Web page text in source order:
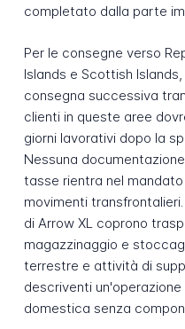
completato dalla parte
Per le consegne verso
Islands e Scottish
consegna successiva
clienti in queste aree
giorni lavorativi dopo la
Nessuna
tasse rientra nel
movimenti
di Arrow XL coprono
magazzinaggio e
terrestre e attività di
descriventi
domestica senza